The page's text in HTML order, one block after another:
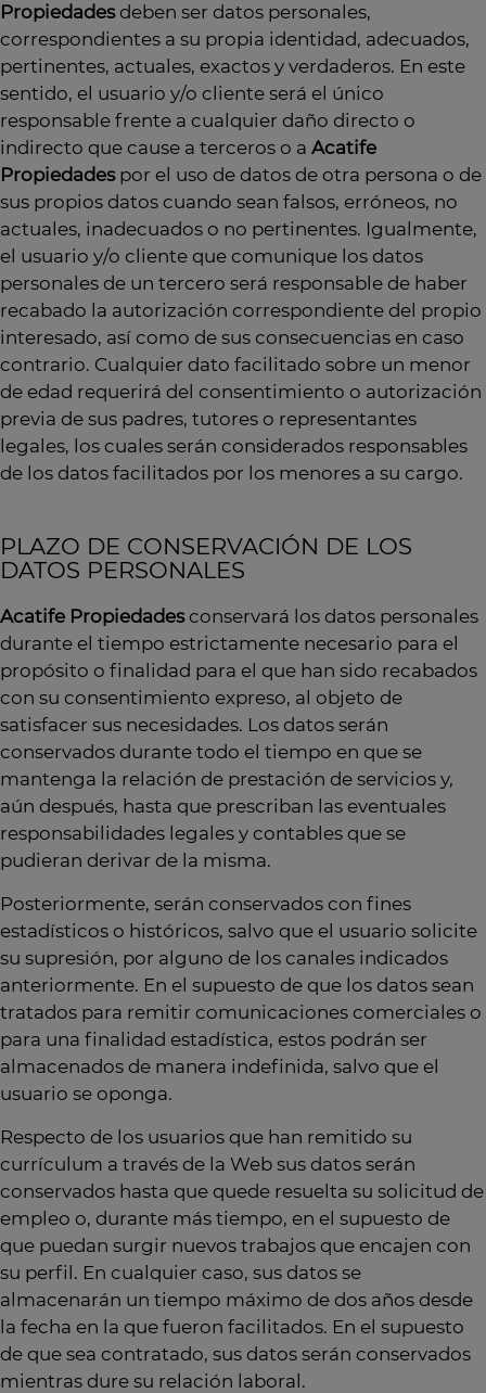
Propiedadesdeben ser datos personales,
correspondientes a su propia identidad, adecuados,
pertinentes, actuales, exactos y verdaderos. En este
sentido, el usuario y/o cliente será el único
responsable frente a cualquier daño directo o
indirecto que cause a terceros o a Acatife
Propiedadespor el uso de datos de otra persona o de
sus propios datos cuando sean falsos, erróneos, no
actuales, inadecuados o no pertinentes. Igualmente,
el usuario y/o cliente que comunique los datos
personales de un tercero será responsable de haber
recabado la autorización correspondiente del propio
interesado, así como de sus consecuencias en caso
contrario. Cualquier dato facilitado sobre un menor
de edad requerirá del consentimiento o autorización
previa de sus padres, tutores o representantes
legales, los cuales serán considerados responsables
de los datos facilitados por los menores a su cargo.
PLAZO DE CONSERVACIÓN DE LOS
DATOS PERSONALES
Acatife Propiedadesconservará los datos personales
durante el tiempo estrictamente necesario para el
propósito o finalidad para el que han sido recabados
con su consentimiento expreso, al objeto de
satisfacer sus necesidades. Los datos serán
conservados durante todo el tiempo en que se
mantenga la relación de prestación de servicios y,
aún después, hasta que prescriban las eventuales
responsabilidades legales y contables que se
pudieran derivar de la misma.
Posteriormente, serán conservados con fines
estadísticos o históricos, salvo que el usuario solicite
su supresión, por alguno de los canales indicados
anteriormente. En el supuesto de que los datos sean
tratados para remitir comunicaciones comerciales o
para una finalidad estadística, estos podrán ser
almacenados de manera indefinida, salvo que el
usuario se oponga.
Respecto de los usuarios que han remitido su
currículum a través de la Web sus datos serán
conservados hasta que quede resuelta su solicitud de
empleo o, durante más tiempo, en el supuesto de
que puedan surgir nuevos trabajos que encajen con
su perfil. En cualquier caso, sus datos se
almacenarán un tiempo máximo de dos años desde
la fecha en la que fueron facilitados. En el supuesto
de que sea contratado, sus datos serán conservados
mientras dure su relación laboral.